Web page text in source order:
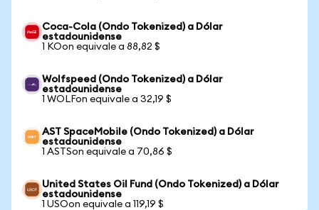
Coca-Cola (Ondo Tokenized) a Dólar
estadounidense
1 KOon equivale a 88,82 $
Wolfspeed (Ondo Tokenized) a Dólar
estadounidense
1 WOLFon equivale a 32,19 $
AST SpaceMobile (Ondo Tokenized) a Dólar
estadounidense
1 ASTSon equivale a 70,86 $
United States Oil Fund (Ondo Tokenized) a Dólar
estadounidense
1 USOon equivale a 119,19 $